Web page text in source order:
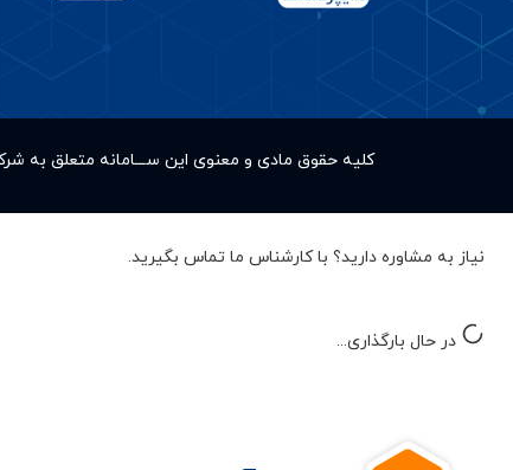
کلیه حقوق مادى و معنوى این ســـامانه متعلق
نیاز به مشاوره دارید؟ با کارشناس ما تماس بگیرید.
در حال بارگذاری...